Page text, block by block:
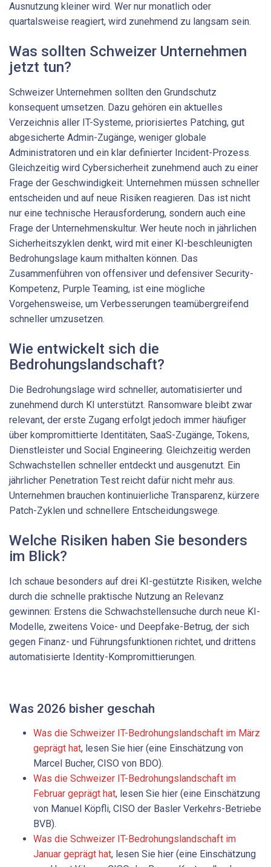
Ausnutzung kleiner wird. Wer nur monatlich oder
quartalsweise reagiert, wird zunehmend zu langsam sein.
Was sollten Schweizer Unternehmen
jetzt tun?
Schweizer Unternehmen sollten den Grundschutz
konsequent umsetzen. Dazu gehören ein aktuelles
Verzeichnis aller IT-Systeme, priorisiertes Patching, gut
abgesicherte Admin-Zugänge, weniger globale
Administratoren und ein klar definierter Incident-Prozess.
Gleichzeitig wird Cybersicherheit zunehmend auch zu einer
Frage der Geschwindigkeit: Unternehmen müssen schneller
entscheiden und auf neue Risiken reagieren. Das ist nicht
nur eine technische Herausforderung, sondern auch eine
Frage der Unternehmenskultur. Wer heute noch in jährlichen
Sicherheitszyklen denkt, wird mit einer KI-beschleunigten
Bedrohungslage kaum mithalten können. Das
Zusammenführen von offensiver und defensiver Security-
Kompetenz, Purple Teaming, ist eine mögliche
Vorgehensweise, um Verbesserungen teamübergreifend
schneller umzusetzen.
Wie entwickelt sich die
Bedrohungslandschaft?
Die Bedrohungslage wird schneller, automatisierter und
zunehmend durch KI unterstützt. Ransomware bleibt zwar
relevant, der erste Zugang erfolgt jedoch immer häufiger
über kompromittierte Identitäten, SaaS-Zugänge, Tokens,
Dienstleister und Social Engineering. Gleichzeitig werden
Schwachstellen schneller entdeckt und ausgenutzt. Ein
jährlicher Penetration Test reicht dafür nicht mehr aus.
Unternehmen brauchen kontinuierliche Transparenz, kürzere
Patch-Zyklen und schnellere Entscheidungswege.
Welche Risiken haben Sie besonders
im Blick?
Ich schaue besonders auf drei KI-gestützte Risiken, welche
durch die schnelle praktische Nutzung an Relevanz
gewinnen: Erstens die Schwachstellensuche durch neue KI-
Modelle, zweitens Voice- und Deepfake-Betrug, der sich
gegen Finanz- und Führungsfunktionen richtet, und drittens
automatisierte Identity-Kompromittierungen.
Was 2026 bisher geschah
Was die Schweizer IT-Bedrohungslandschaft im März
geprägt hat, lesen Sie hier (eine Einschätzung von
Marcel Bucher, CISO von BDO).
Was die Schweizer IT-Bedrohungslandschaft im
Februar geprägt hat, lesen Sie hier (eine Einschätzung
von Manuel Köpfli, CISO der Basler Verkehrs-Betriebe
BVB).
Was die Schweizer IT-Bedrohungslandschaft im
Januar geprägt hat, lesen Sie hier (eine Einschätzung